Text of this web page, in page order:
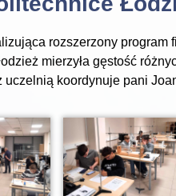
rozszerzony
mierzyła gęstość
uczelnią koordynuje pani